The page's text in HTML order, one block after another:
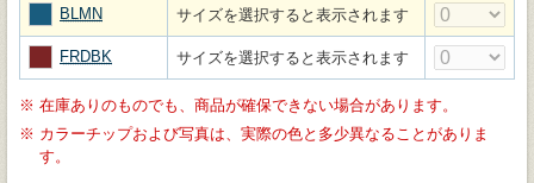
BLMN サイズを選択すると表示されます
FRDBK サイズを選択すると表示されます
※ 在庫ありのものでも、商品が確保できない場合があります。
※ カラーチップおよび写真は、実際の色と多少異なることがありま
す。